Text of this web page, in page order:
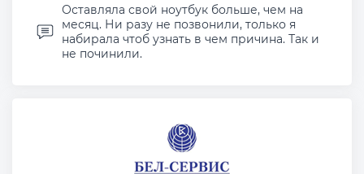
Оставляла свой ноутбук больше, чем на
месяц. Ни разу не позвонили, только я
набирала чтоб узнать в чем причина. Так и
не починили.